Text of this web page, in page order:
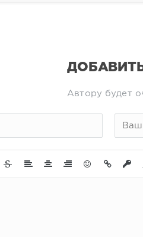
Автору будет